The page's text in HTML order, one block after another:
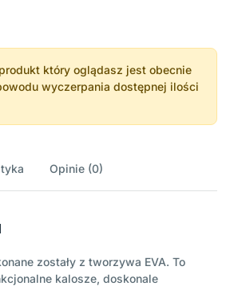
który oglądasz jest obecnie
wyczerpania dostępnej ilości
Opinie (0)
zostały z tworzywa EVA. To
kalosze, doskonale